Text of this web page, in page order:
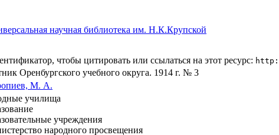
научная библиотека им. Н.К.Крупской
чтобы цитировать или ссылаться на этот ресурс:
Оренбургского учебного округа. 1914 г. № 3
М. А.
училища
учреждения
народного просвещения